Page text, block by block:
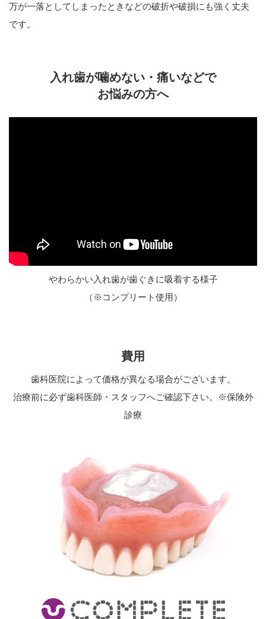
万が一落としてしまったときなどの破折や破損にも強く丈夫
です。
入れ歯が噛めない・痛いなどで
お悩みの方へ
やわらかい入れ歯が歯ぐきに吸着する様子
（※コンプリート使用）
費用
歯科医院によって価格が異なる場合がございます。
治療前に必ず歯科医師・スタッフへご確認下さい。※保険外
診療